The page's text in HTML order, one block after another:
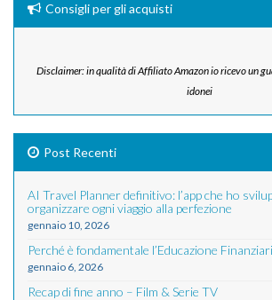
Consigli per gli acquisti
Disclaimer: in qualità di Affiliato Amazon io ricevo un
idonei
Post Recenti
AI Travel Planner definitivo: l’app che ho
organizzare ogni viaggio alla perfezione
gennaio 10, 2026
Perché è fondamentale l’Educazione
gennaio 6, 2026
Recap di fine anno – Film & Serie TV